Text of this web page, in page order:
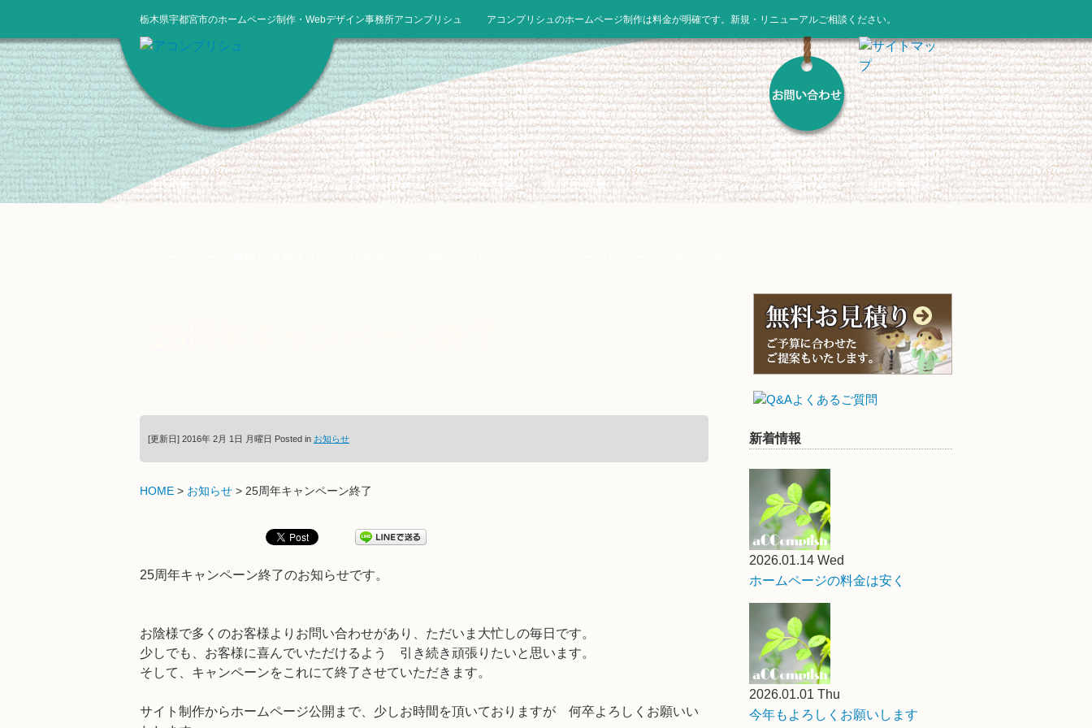
栃木県宇都宮市のホームページ制作・Webデザイン事務所アコンプリシュ アコンプリシュのホームページ制作は料金が明確です。新規・リニューアルご相談ください。
HOME ホームページ制作の流れ ホームページ制作料金 事務所概要 ホームページサンプル ホームページ制作事例
[更新日] 2016年 2月 1日 月曜日 Posted in お知らせ
HOME > お知らせ > 25周年キャンペーン終了
25周年キャンペーン終了のお知らせです。
お陰様で多くのお客様よりお問い合わせがあり、ただいま大忙しの毎日です。
少しでも、お客様に喜んでいただけるよう 引き続き頑張りたいと思います。
​そして、キャンペーンをこれにて終了させていただきます。
サイト制作からホームページ公開まで、少しお時間を頂いておりますが 何卒よろしくお願いい
新着情報
2026.01.14 Wed
ホームページの料金は安く
2026.01.01 Thu
今年もよろしくお願いします